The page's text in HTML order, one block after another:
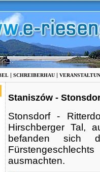
| SCHREIBERHAU |
Staniszów -
Stonsdorf -
Hirschberger Tal,
befanden sich
ausmachten.